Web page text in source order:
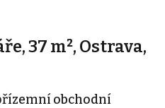
37 m², Ostrava,
obchodní